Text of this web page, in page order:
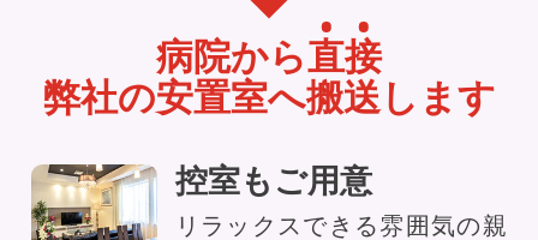
病院から直接
弊社の安置室へ搬送します
控室もご用意
リラックスできる雰囲気の親